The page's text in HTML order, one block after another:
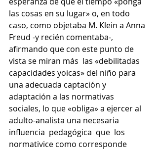
las cosas en su lugar» o, en todo
caso, como objetaba M. Klein a Anna
Freud -y recién comentaba-,
afirmando que con este punto de
vista se miran más  las «debilitadas
capacidades yoicas» del niño para
una adecuada captación y
adaptación a las normativas
sociales, lo que «obliga» a ejercer al
adulto-analista una necesaria
influencia  pedagógica  que  los
normativice como corresponde